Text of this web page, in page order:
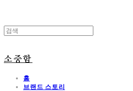
소중함
홈
브랜드 스토리